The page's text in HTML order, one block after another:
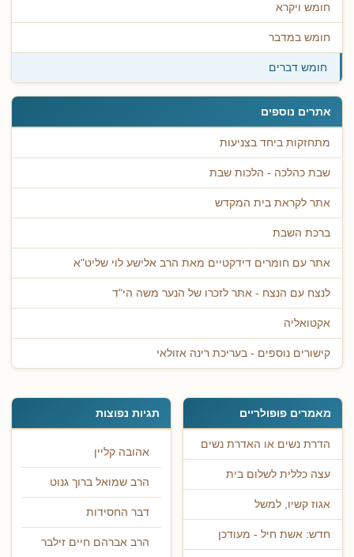
חומש ויקרא
חומש במדבר
חומש דברים
אתרים נוספים
מתחזקות ביחד בצניעות
שבת כהלכה - הלכות שבת
אתר לקראת בית המקדש
ברכת השבת
אתר עם חומרים דידקטיים מאת הרב אלישע לוי שליט"א
לנצח עם הנצח - אתר לזכרו של הנער משה הי"ד
אקטואליה
קישורים נוספים - בעריכת רינה אזולאי
מאמרים פופולריים
הדרת נשים או האדרת נשים
עצה כללית לשלום בית
אגוז קשיו, למשל
חדש: אשת חיל - מעודכן
תגיות נפוצות
אהובה קליין
הרב שמואל ברוך גנוט
דבר החסידות
הרב אברהם חיים זילבר